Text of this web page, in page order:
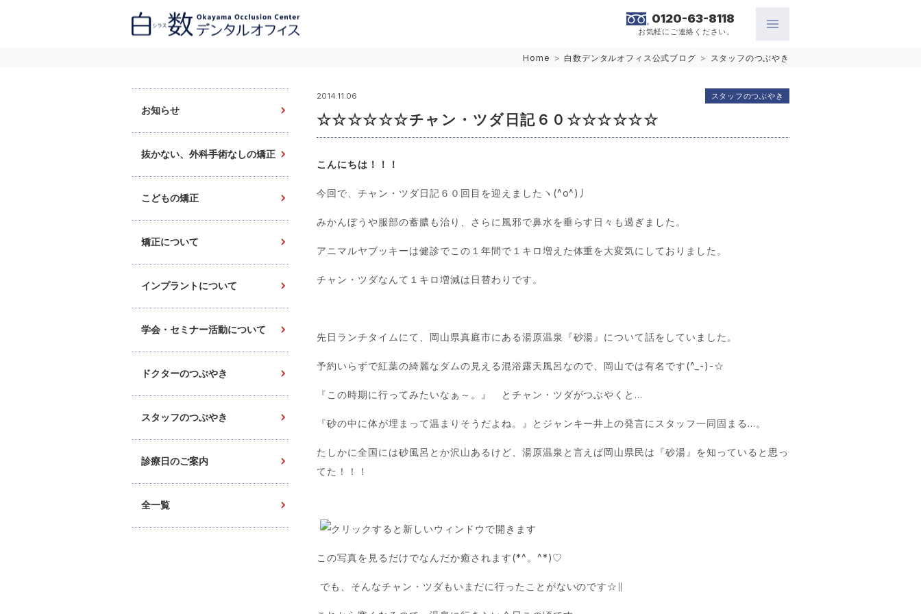
0120-63-8118
お気軽にご連絡ください。
Home > 白数デンタルオフィス公式ブログ > スタッフのつぶやき
2014.11.06
☆☆☆☆☆☆チャン・ツダ日記６０☆☆☆☆☆☆
スタッフのつぶやき
こんにちは！！！
今回で、チャン・ツダ日記６０回目を迎えましたヽ(^o^)丿
みかんぼうや服部の蓄膿も治り、さらに風邪で鼻水を垂らす日々も過ぎました。
アニマルヤブッキーは健診でこの１年間で１キロ増えた体重を大変気にしておりました。
チャン・ツダなんて１キロ増減は日替わりです。
先日ランチタイムにて、岡山県真庭市にある湯原温泉『砂湯』について話をしていました。
予約いらずで紅葉の綺麗なダムの見える混浴露天風呂なので、岡山では有名です(^_-)-☆
『この時期に行ってみたいなぁ～。』 とチャン・ツダがつぶやくと…
『砂の中に体が埋まって温まりそうだよね。』とジャンキー井上の発言にスタッフ一同固まる…。
たしかに全国には砂風呂とか沢山あるけど、湯原温泉と言えば岡山県民は『砂湯』を知っていると思っ
てた！！！
この写真を見るだけでなんだか癒されます(*^。^*)♡
でも、そんなチャン・ツダもいまだに行ったことがないのです☆∥
お知らせ
抜かない、外科手術なしの矯正
こどもの矯正
矯正について
インプラントについて
学会・セミナー活動について
ドクターのつぶやき
スタッフのつぶやき
診療日のご案内
全一覧